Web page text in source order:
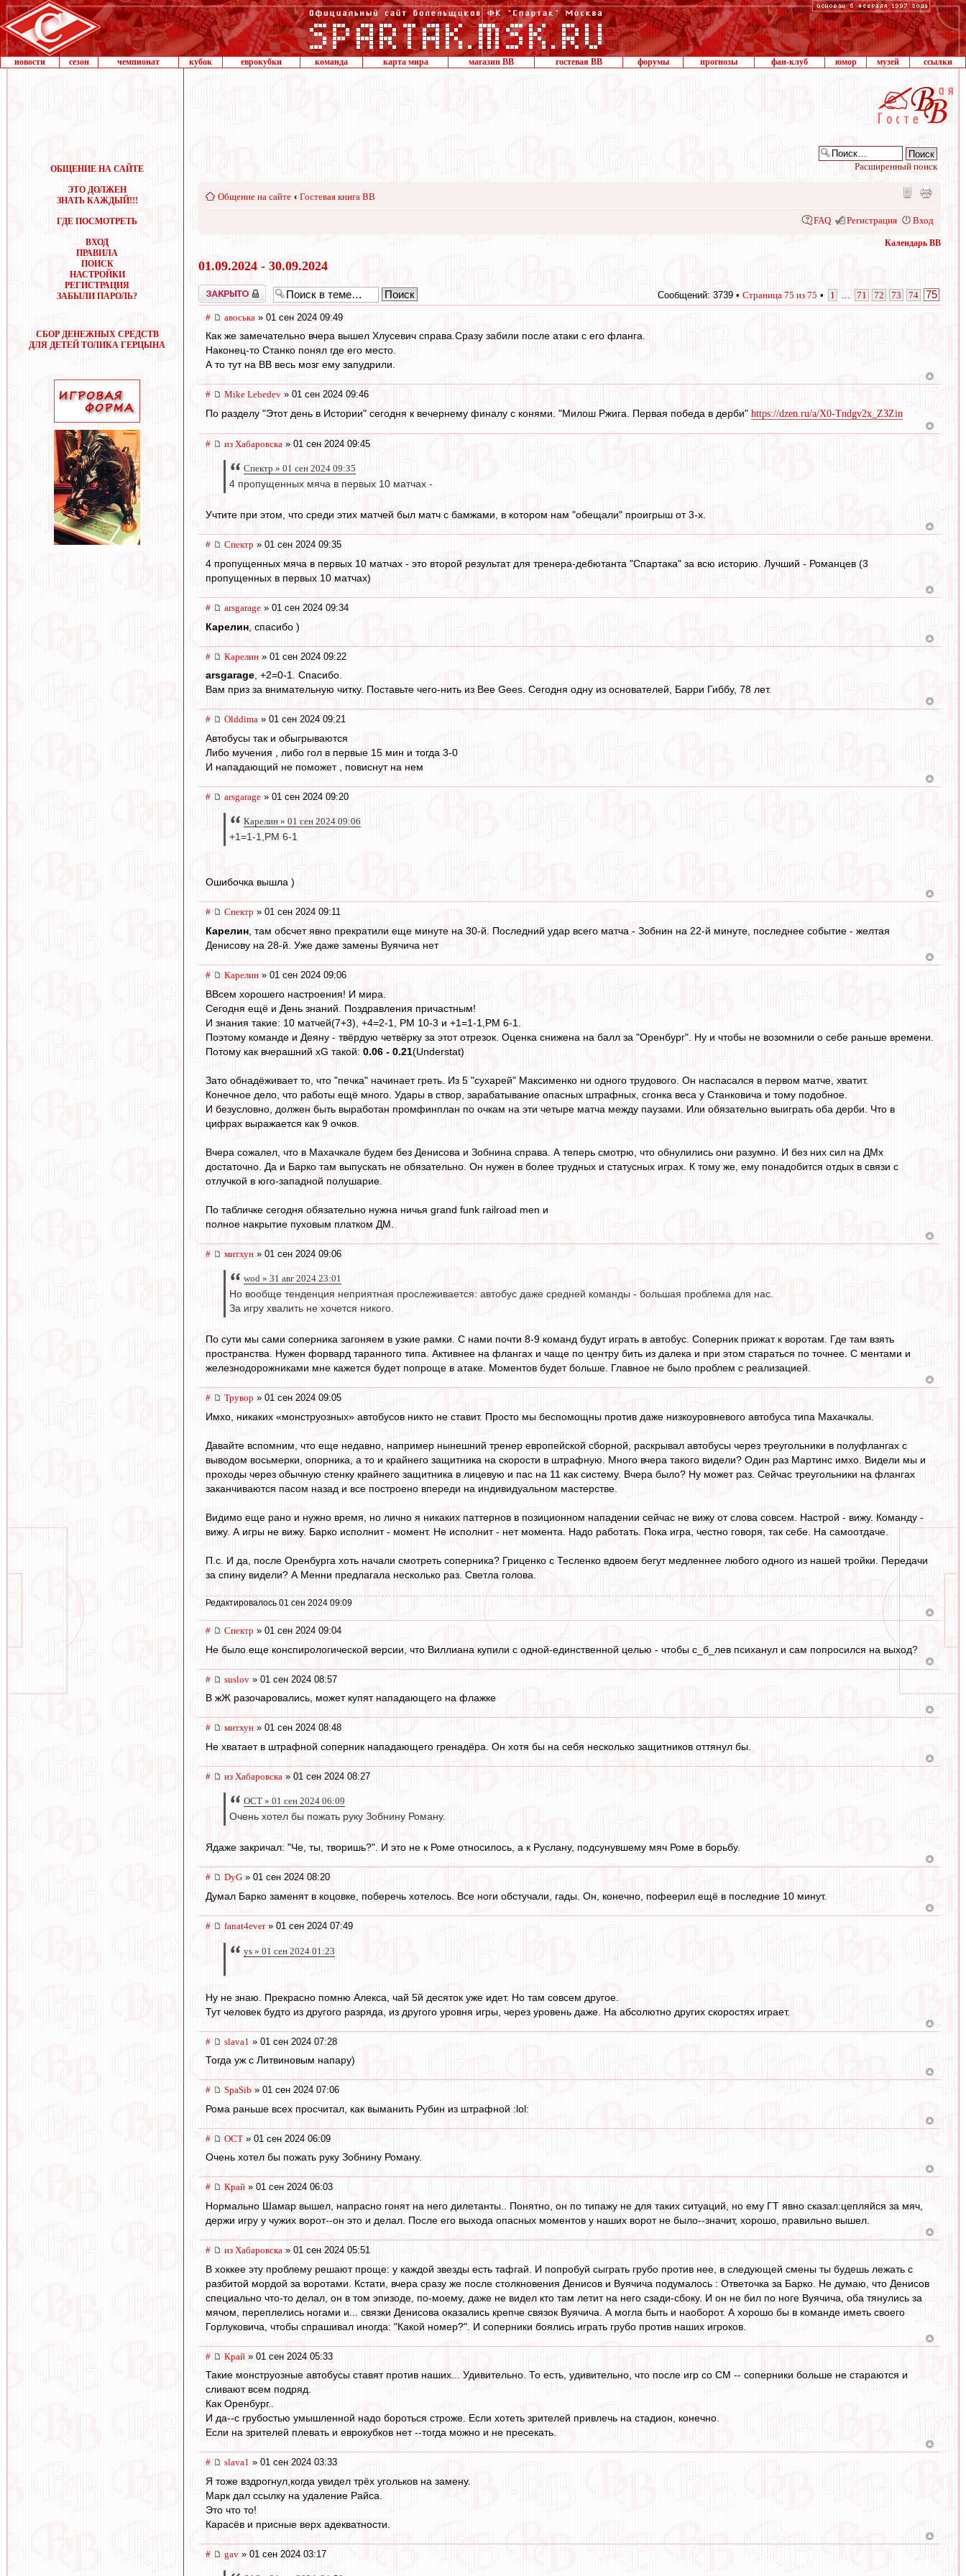
новости сезон чемпионат кубок еврокубки команда карта мира магазин ВВ гостевая ВВ форумы прогнозы фан-клуб юмор музей ссылки
ОБЩЕНИЕ НА САЙТЕ
ЭТО ДОЛЖЕН
ЗНАТЬ КАЖДЫЙ!!!
ГДЕ ПОСМОТРЕТЬ
ВХОД
ПРАВИЛА
ПОИСК
НАСТРОЙКИ
РЕГИСТРАЦИЯ
ЗАБЫЛИ ПАРОЛЬ?
СБОР ДЕНЕЖНЫХ СРЕДСТВ
ДЛЯ ДЕТЕЙ ТОЛИКА ГЕРЦЫНА
Расширенный поиск
Общение на сайте ‹ Гостевая книга ВВ
FAQ Регистрация Вход
Календарь ВВ
01.09.2024 - 30.09.2024
Закрыто Сообщений: 3739 • Страница 75 из 75 • 1 71 72 73 74 75
# авоська » 01 сен 2024 09:49
Как же замечательно вчера вышел Хлусевич справа.Сразу забили после атаки с его фланга.
Наконец-то Станко понял где его место.
А то тут на ВВ весь мозг ему запудрили.
# Mike Lebedev » 01 сен 2024 09:46
По разделу "Этот день в Истории" сегодня к вечернему финалу с конями. "Милош Ржига. Первая победа в дерби" https://dzen.ru/a/X0-Tndgv2x_Z3Zin
# из Хабаровска » 01 сен 2024 09:45
Спектр » 01 сен 2024 09:35
4 пропущенных мяча в первых 10 матчах -
Учтите при этом, что среди этих матчей был матч с бамжами, в котором нам "обещали" проигрыш от 3-х.
# Спектр » 01 сен 2024 09:35
4 пропущенных мяча в первых 10 матчах - это второй результат для тренера-дебютанта "Спартака" за всю историю. Лучший - Романцев (3
пропущенных в первых 10 матчах)
# arsgarage » 01 сен 2024 09:34
Карелин , спасибо )
# Карелин » 01 сен 2024 09:22
arsgarage, +2=0-1. Спасибо.
Вам приз за внимательную читку. Поставьте чего-нить из Bee Gees. Сегодня одну из основателей, Барри Гиббу, 78 лет.
# Olddima » 01 сен 2024 09:21
Автобусы так и обыгрываются
Либо мучения , либо гол в первые 15 мин и тогда 3-0
И нападающий не поможет , повиснут на нем
# arsgarage » 01 сен 2024 09:20
Карелин » 01 сен 2024 09:06
+1=1-1,РМ 6-1
Ошибочка вышла )
# Спектр » 01 сен 2024 09:11
Карелин , там обсчет явно прекратили еще минуте на 30-й. Последний удар всего матча - Зобнин на 22-й минуте, последнее событие - желтая
Денисову на 28-й. Уже даже замены Вуячича нет
# Карелин » 01 сен 2024 09:06
ВВсем хорошего настроения! И мира.
Сегодня ещё и День знаний. Поздравления причастным!
И знания такие: 10 матчей(7+3), +4=2-1, РМ 10-3 и +1=1-1,РМ 6-1.
Поэтому команде и Деяну - твёрдую четвёрку за этот отрезок. Оценка снижена на балл за "Оренбург". Ну и чтобы не возомнили о себе раньше времени.
Потому как вчерашний xG такой: 0.06 - 0.21(Understat)
Зато обнадёживает то, что "печка" начинает греть. Из 5 "сухарей" Максименко ни одного трудового. Он наспасался в первом матче, хватит.
Конечное дело, что работы ещё много. Удары в створ, зарабатывание опасных штрафных, сгонка веса у Станковича и тому подобное.
И безусловно, должен быть выработан промфинплан по очкам на эти четыре матча между паузами. Или обязательно выиграть оба дерби. Что в
цифрах выражается как 9 очков.
Вчера сожалел, что в Махачкале будем без Денисова и Зобнина справа. А теперь смотрю, что обнулились они разумно. И без них сил на ДМх
достаточно. Да и Барко там выпускать не обязательно. Он нужен в более трудных и статусных играх. К тому же, ему понадобится отдых в связи с
отлучкой в юго-западной полушарие.
По табличке сегодня обязательно нужна ничья grand funk railroad men и
полное накрытие пуховым платком ДМ.
# митхун » 01 сен 2024 09:06
wod » 31 авг 2024 23:01
Но вообще тенденция неприятная прослеживается: автобус даже средней команды - большая проблема для нас.
За игру хвалить не хочется никого.
По сути мы сами соперника загоняем в узкие рамки. С нами почти 8-9 команд будут играть в автобус. Соперник прижат к воротам. Где там взять
пространства. Нужен форвард таранного типа. Активнее на флангах и чаще по центру бить из далека и при этом стараться по точнее. С ментами и
железнодорожниками мне кажется будет попроще в атаке. Моментов будет больше. Главное не было проблем с реализацией.
# Трувор » 01 сен 2024 09:05
Имхо, никаких «монструозных» автобусов никто не ставит. Просто мы беспомощны против даже низкоуровневого автобуса типа Махачкалы.
Давайте вспомним, что еще недавно, например нынешний тренер европейской сборной, раскрывал автобусы через треугольники в полуфлангах с
выводом восьмерки, опорника, а то и крайнего защитника на скорости в штрафную. Много вчера такого видели? Один раз Мартинс имхо. Видели мы и
проходы через обычную стенку крайнего защитника в лицевую и пас на 11 как систему. Вчера было? Ну может раз. Сейчас треугольники на флангах
заканчиваются пасом назад и все построено впереди на индивидуальном мастерстве.
Видимо еще рано и нужно время, но лично я никаких паттернов в позиционном нападении сейчас не вижу от слова совсем. Настрой - вижу. Команду -
вижу. А игры не вижу. Барко исполнит - момент. Не исполнит - нет момента. Надо работать. Пока игра, честно говоря, так себе. На самоотдаче.
П.с. И да, после Оренбурга хоть начали смотреть соперника? Гриценко с Тесленко вдвоем бегут медленнее любого одного из нашей тройки. Передачи
за спину видели? А Менни предлагала несколько раз. Светла голова.
Редактировалось 01 сен 2024 09:09
# Спектр » 01 сен 2024 09:04
Не было еще конспирологической версии, что Виллиана купили с одной-единственной целью - чтобы с_б_лев психанул и сам попросился на выход?
# suslov » 01 сен 2024 08:57
В жЖ разочаровались, может купят нападающего на флажке
# митхун » 01 сен 2024 08:48
Не хватает в штрафной соперник нападающего гренадёра. Он хотя бы на себя несколько защитников оттянул бы.
# из Хабаровска » 01 сен 2024 08:27
ОСТ » 01 сен 2024 06:09
Очень хотел бы пожать руку Зобнину Роману.
Ядаже закричал: "Че, ты, творишь?". И это не к Роме относилось, а к Руслану, подсунувшему мяч Роме в борьбу.
# DyG » 01 сен 2024 08:20
Думал Барко заменят в коцовке, поберечь хотелось. Все ноги обстучали, гады. Он, конечно, пофеерил ещё в последние 10 минут.
# fanat4ever» 01 сен 2024 07:49
ys » 01 сен 2024 01:23
Ну не знаю. Прекрасно помню Алекса, чай 5й десяток уже идет. Но там совсем другое.
Тут человек будто из другого разряда, из другого уровня игры, через уровень даже. На абсолютно других скоростях играет.
# slava1 » 01 сен 2024 07:28
Тогда уж с Литвиновым напару)
# SpaSib » 01 сен 2024 07:06
Рома раньше всех просчитал, как выманить Рубин из штрафной :lol:
# ОСТ » 01 сен 2024 06:09
Очень хотел бы пожать руку Зобнину Роману.
# Край » 01 сен 2024 06:03
Нормально Шамар вышел, напрасно гонят на него дилетанты.. Понятно, он по типажу не для таких ситуаций, но ему ГТ явно сказал:цепляйся за мяч,
держи игру у чужих ворот--он это и делал. После его выхода опасных моментов у наших ворот не было--значит, хорошо, правильно вышел.
# из Хабаровска » 01 сен 2024 05:51
В хоккее эту проблему решают проще: у каждой звезды есть тафгай. И попробуй сыграть грубо против нее, в следующей смены ты будешь лежать с
разбитой мордой за воротами. Кстати, вчера сразу же после столкновения Денисов и Вуячича подумалось : Ответочка за Барко. Не думаю, что Денисов
специально что-то делал, он в том эпизоде, по-моему, даже не видел кто там летит на него сзади-сбоку. И он не бил по ноге Вуячича, оба тянулись за
мячом, переплелись ногами и... связки Денисова оказались крепче связок Вуячича. А могла быть и наоборот. А хорошо бы в команде иметь своего
Горлуковича, чтобы спрашивал иногда: "Какой номер?". И соперники боялись играть грубо против наших игроков.
# Край » 01 сен 2024 05:33
Такие монструозные автобусы ставят против наших... Удивительно. То есть, удивительно, что после игр со СМ -- соперники больше не стараются и
сливают всем подряд.
Как Оренбург..
И да--с грубостью умышленной надо бороться строже. Если хотеть зрителей привлечь на стадион, конечно.
Если на зрителей плевать и еврокубков нет --тогда можно и не пресекать.
# slava1 » 01 сен 2024 03:33
Я тоже вздрогнул,когда увидел трёх угольков на замену.
Марк дал ссылку на удаление Райса.
Это что то!
Карасёв и присные верх адекватности.
# gav » 01 сен 2024 03:17